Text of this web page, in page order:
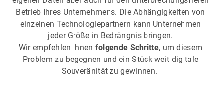
Betrieb Ihres Unternehmens. Die Abhängigkeiten von
einzelnen Technologiepartnern kann Unternehmen
jeder Größe in Bedrängnis bringen.
Wir empfehlen Ihnen folgende Schritte, um diesem
Problem zu begegnen und ein Stück weit digitale
Souveränität zu gewinnen.